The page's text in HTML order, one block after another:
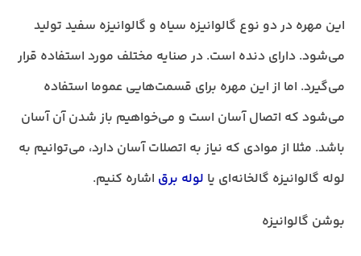
این مهره در دو نوع گالوانیزه سیاه و گالوانیزه سفید تولید
می‌شود. دارای دنده است. در صنایه مختلف مورد استفاده قرار
می‌گیرد. اما از این مهره برای قسمت‌هایی عموما استفاده
می‌شود که اتصال آسان است و می‌خواهیم باز شدن آن آسان
باشد. مثلا از موادی که نیاز به اتصلات آسان دارد، می‌توانیم به
لوله گالوانیزه گالخانه‌ای یا لوله برق اشاره کنیم.
بوشن گالوانیزه